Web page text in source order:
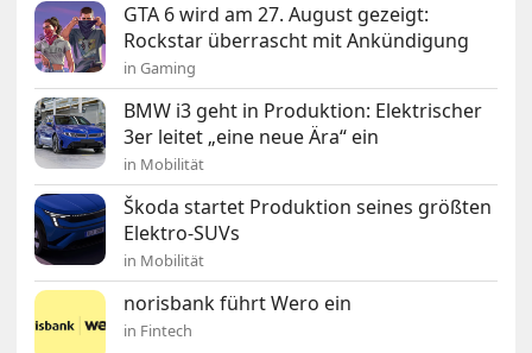
GTA 6 wird am 27. August gezeigt:
Rockstar überrascht mit Ankündigung
in Gaming
BMW i3 geht in Produktion: Elektrischer
3er leitet „eine neue Ära“ ein
in Mobilität
Škoda startet Produktion seines größten
Elektro-SUVs
in Mobilität
norisbank führt Wero ein
in Fintech